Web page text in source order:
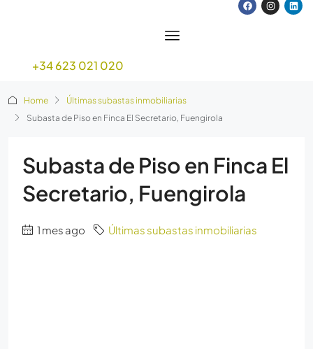
+34 623 021 020
Home
Últimas subastas inmobiliarias
Subasta de Piso en Finca El Secretario, Fuengirola
Subasta de Piso en Finca El
Secretario, Fuengirola
1 mes ago Últimas subastas inmobiliarias